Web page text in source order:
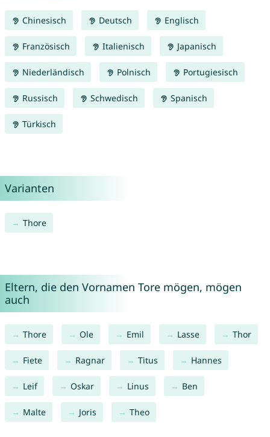
Chinesisch Deutsch Englisch
Französisch Italienisch Japanisch
Niederländisch Polnisch Portugiesisch
Russisch Schwedisch Spanisch
Türkisch
Varianten
Thore
Eltern, die den Vornamen Tore mögen, mögen
auch
Thore Ole Emil Lasse Thor
Fiete Ragnar Titus Hannes
Leif Oskar Linus Ben
Malte Joris Theo